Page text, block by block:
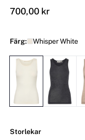
700,00 kr
Färg: Whisper White
Storlekar